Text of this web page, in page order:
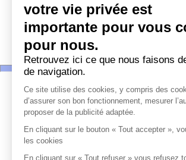
En savoir plus sur l'IFAS
votre vie privée est
importante pour vous
pour nous.
Retrouvez ici ce que nous faisons
de navigation.
Ce site utilise des cookies, y compris des
d’assurer son bon fonctionnement, mesurer
proposer de la publicité adaptée.
En cliquant sur le bouton « Tout accepter »,
les cookies
En cliquant sur « Tout refuser » vous refusez